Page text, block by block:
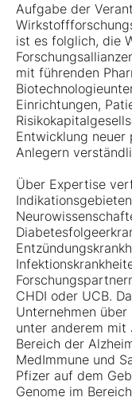
Aufgabe der
ist es folglich, die
mit führenden
Einrichtungen,
Entwicklung neuer
Anlegern
Über Expertise
CHDI oder UCB.
Unternehmen
unter anderem mit
Bereich der
MedImmune und
Pfizer auf dem
Genome im